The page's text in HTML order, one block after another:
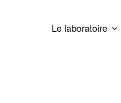
Le laboratoire